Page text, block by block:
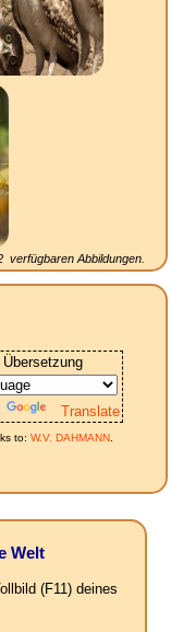
verfügbaren Abbildungen.
Translate
to: W.V. DAHMANN.
Welt
(F11) deines